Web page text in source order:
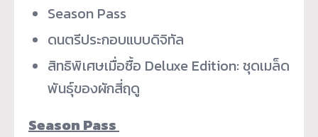
Season Pass
ดนตรีประกอบแบบดิจิทัล
สิทธิพิเศษเมื่อซื้อ Deluxe Edition: ชุดเมล็ด
พันธุ์ของผักสี่ฤดู
Season Pass